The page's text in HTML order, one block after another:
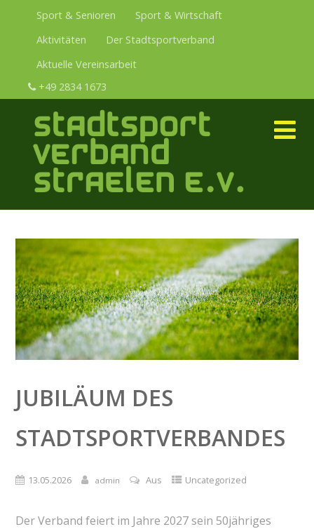
Sport & Senioren
Sport & Wirtschaft
Aktivitäten
Der Stadtsportverband
Aktuelle Vereinsarbeit
+49 2834 1673
JUBILÄUM DES
STADTSPORTVERBANDES
13.05.2026 admin Aus Uncategorized
Der Verband feiert im Jahre 2027 sein 50jähriges